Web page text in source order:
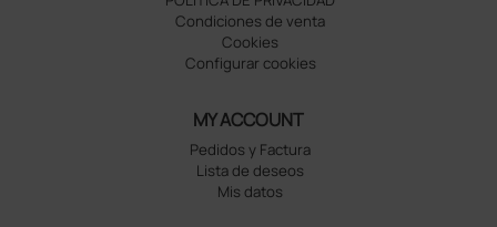
Condiciones de venta
Cookies
Configurar cookies
MY ACCOUNT
Pedidos y Factura
Lista de deseos
Mis datos